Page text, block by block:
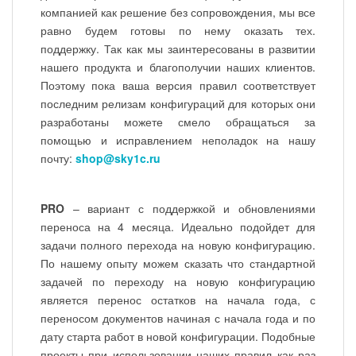
компанией как решение без сопровождения, мы все
равно будем готовы по нему оказать тех.
поддержку. Так как мы заинтересованы в развитии
нашего продукта и благополучии наших клиентов.
Поэтому пока ваша версия правил соответствует
последним релизам конфигураций для которых они
разработаны можете смело обращаться за
помощью и исправлением неполадок на нашу
почту: shop@sky1c.ru
PRO – вариант с поддержкой и обновлениями
переноса на 4 месяца. Идеально подойдет для
задачи полного перехода на новую конфигурацию.
По нашему опыту можем сказать что стандартной
задачей по переходу на новую конфигурацию
является перенос остатков на начала года, с
переносом документов начиная с начала года и по
дату старта работ в новой конфигурации. Подобные